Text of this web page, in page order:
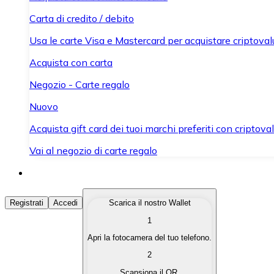
Carta di credito / debito
Usa le carte Visa e Mastercard per acquistare
Acquista con carta
Negozio - Carte regalo
Nuovo
Acquista gift card dei tuoi marchi preferiti con
Vai al negozio di carte regalo
Acquista Criptovalute
Acquista le criptovalute che ti interessano in modo
Converti le tue criptovalute in valuta fiat quando ne hai
Registrati Accedi
Scarica il nostro Wallet
1
Apri la fotocamera del tuo telefono.
2